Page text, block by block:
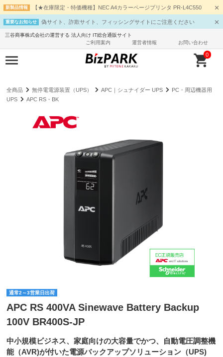
新製品情報 【★在庫限定・特価機種】NEC A4カラーページプリンタ PR-L4C550
重要なお知らせ 偽サイト、詐欺サイト、フィッシングサイトにご注意ください
三谷商事株式会社の運営する 法人向け IT総合通販サイト
ご利用案内
運営者情報 お問い合わせ
0
全商品 無停電電源装置（UPS） APC｜シュナイダー UPS
PC・周辺機器用
UPS
APC RS・BK
通常2～3営業日出荷
APC RS 400VA Sinewave Battery Backup
100V BR400S-JP
中小規模ビジネス、家庭向けの大容量でかつ、自動電圧調整機
能（AVR)が付いた電源バックアップソリューション（UPS)